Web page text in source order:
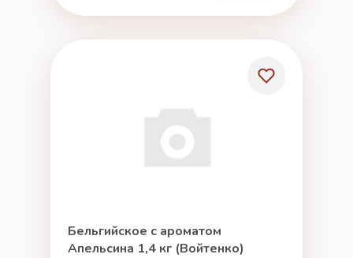
Бельгийское с ароматом
Апельсина 1,4 кг (Войтенко)